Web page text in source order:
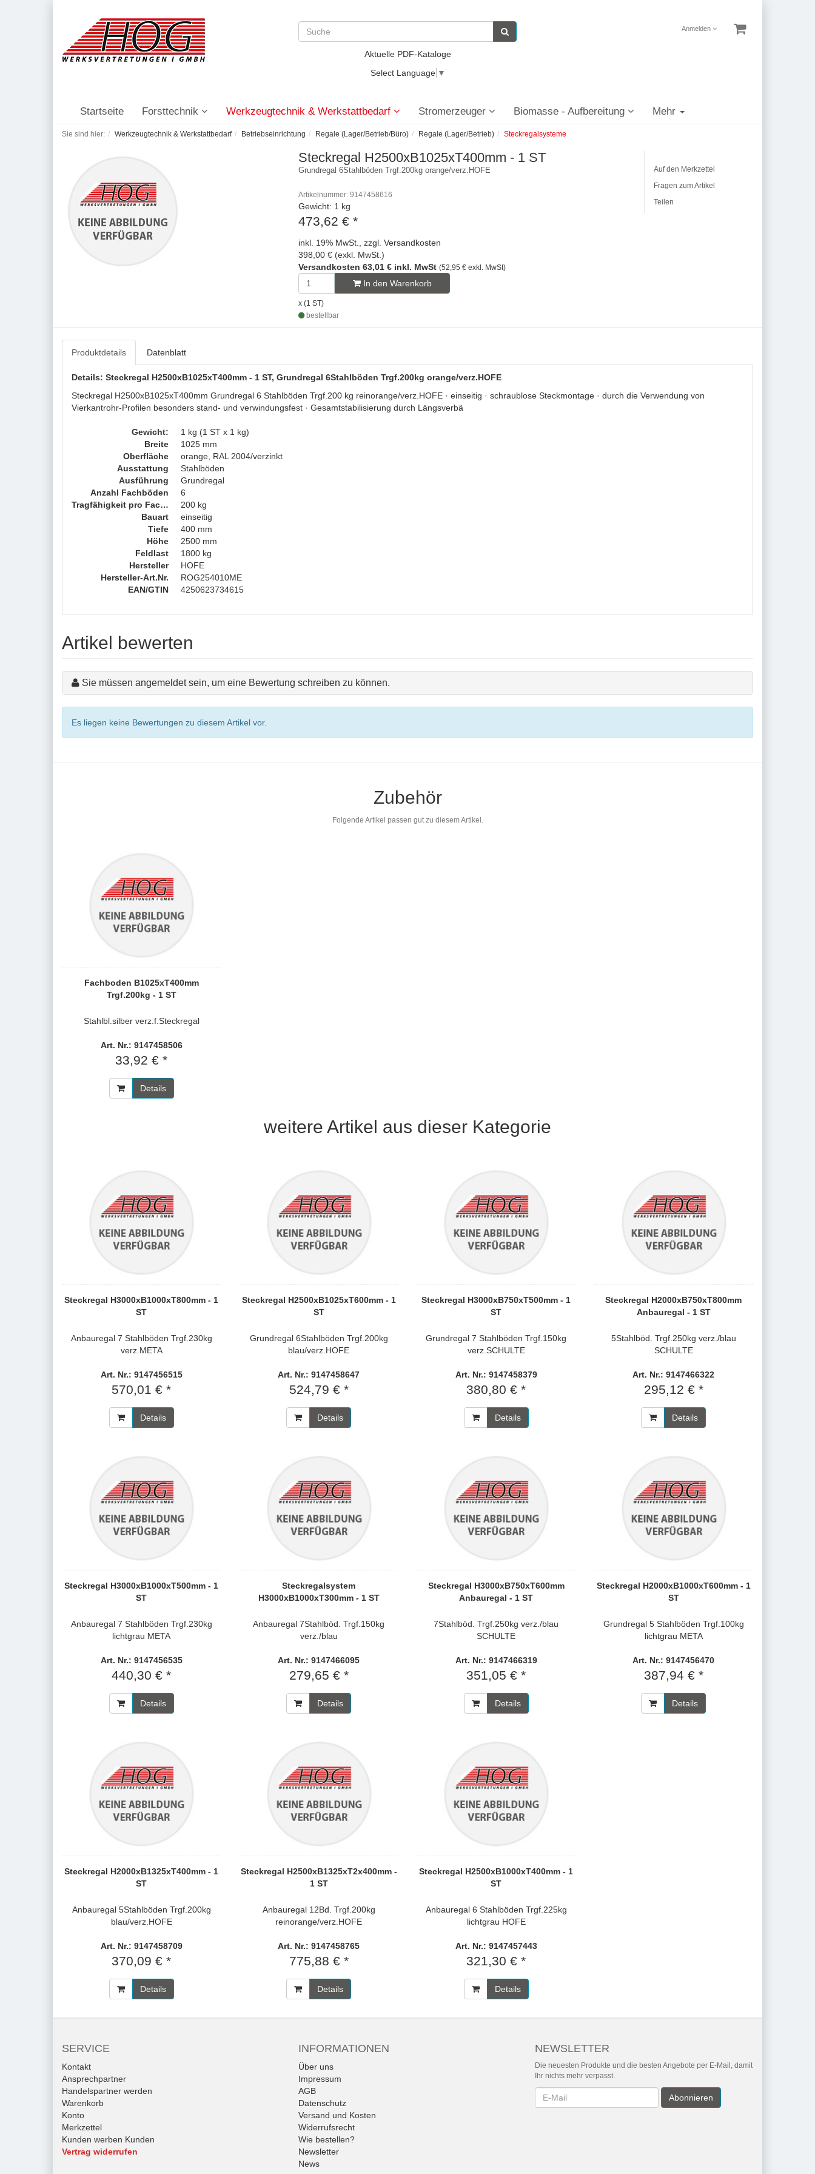
Anmelden
Aktuelle PDF-Kataloge
Select Language ▼
Startseite Forsttechnik Werkzeugtechnik & Werkstattbedarf Stromerzeuger Biomasse - Aufbereitung Mehr
Sie sind hier: Werkzeugtechnik & Werkstattbedarf Betriebseinrichtung Regale (Lager/Betrieb/Büro) Regale (Lager/Betrieb) Steckregalsysteme
Steckregal H2500xB1025xT400mm - 1 ST
Grundregal 6Stahlböden Trgf.200kg orange/verz.HOFE
Artikelnummer: 9147458616
Gewicht: 1 kg
473,62 € *
inkl. 19% MwSt., zzgl. Versandkosten
398,00 € (exkl. MwSt.)
Versandkosten 63,01 € inkl. MwSt (52,95 € exkl. MwSt)
In den Warenkorb
x (1 ST)
bestellbar
Auf den Merkzettel
Fragen zum Artikel
Teilen
Produktdetails Datenblatt
Details: Steckregal H2500xB1025xT400mm - 1 ST, Grundregal 6Stahlböden Trgf.200kg orange/verz.HOFE
Steckregal H2500xB1025xT400mm Grundregal 6 Stahlböden Trgf.200 kg reinorange/verz.HOFE · einseitig · schraublose Steckmontage · durch die Verwendung von
Vierkantrohr-Profilen besonders stand- und verwindungsfest · Gesamtstabilisierung durch Längsverbä
Gewicht:
1 kg (1 ST x 1 kg)
Breite
1025 mm
Oberfläche
orange, RAL 2004/verzinkt
Ausstattung
Stahlböden
Ausführung
Grundregal
Anzahl Fachböden
6
Tragfähigkeit pro Fachboden
200 kg
Bauart
einseitig
Tiefe
400 mm
Höhe
2500 mm
Feldlast
1800 kg
Hersteller
HOFE
Hersteller-Art.Nr.
ROG254010ME
EAN/GTIN
4250623734615
Artikel bewerten
Sie müssen angemeldet sein, um eine Bewertung schreiben zu können.
Es liegen keine Bewertungen zu diesem Artikel vor.
Zubehör
Folgende Artikel passen gut zu diesem Artikel.
Fachboden B1025xT400mm
Trgf.200kg - 1 ST
Stahlbl.silber verz.f.Steckregal
Art. Nr.: 9147458506
33,92 € *
Details
weitere Artikel aus dieser Kategorie
Steckregal H3000xB1000xT800mm - 1
ST
Anbauregal 7 Stahlböden Trgf.230kg
verz.META
Art. Nr.: 9147456515
570,01 € *
Details
Steckregal H2500xB1025xT600mm - 1
ST
Grundregal 6Stahlböden Trgf.200kg
blau/verz.HOFE
Art. Nr.: 9147458647
524,79 € *
Details
Steckregal H3000xB750xT500mm - 1
ST
Grundregal 7 Stahlböden Trgf.150kg
verz.SCHULTE
Art. Nr.: 9147458379
380,80 € *
Details
Steckregal H2000xB750xT800mm
Anbauregal - 1 ST
5Stahlböd. Trgf.250kg verz./blau
SCHULTE
Art. Nr.: 9147466322
295,12 € *
Details
Steckregal H3000xB1000xT500mm - 1
ST
Anbauregal 7 Stahlböden Trgf.230kg
lichtgrau META
Art. Nr.: 9147456535
440,30 € *
Details
Steckregalsystem
H3000xB1000xT300mm - 1 ST
Anbauregal 7Stahlböd. Trgf.150kg
verz./blau
Art. Nr.: 9147466095
279,65 € *
Details
Steckregal H3000xB750xT600mm
Anbauregal - 1 ST
7Stahlböd. Trgf.250kg verz./blau
SCHULTE
Art. Nr.: 9147466319
351,05 € *
Details
Steckregal H2000xB1000xT600mm - 1
ST
Grundregal 5 Stahlböden Trgf.100kg
lichtgrau META
Art. Nr.: 9147456470
387,94 € *
Details
Steckregal H2000xB1325xT400mm - 1
ST
Anbauregal 5Stahlböden Trgf.200kg
blau/verz.HOFE
Art. Nr.: 9147458709
370,09 € *
Details
Steckregal H2500xB1325xT2x400mm -
1 ST
Anbauregal 12Bd. Trgf.200kg
reinorange/verz.HOFE
Art. Nr.: 9147458765
775,88 € *
Details
Steckregal H2500xB1000xT400mm - 1
ST
Anbauregal 6 Stahlböden Trgf.225kg
lichtgrau HOFE
Art. Nr.: 9147457443
321,30 € *
Details
SERVICE
Kontakt
Ansprechpartner
Handelspartner werden
Warenkorb
Konto
Merkzettel
Kunden werben Kunden
Vertrag widerrufen
INFORMATIONEN
Über uns
Impressum
AGB
Datenschutz
Versand und Kosten
Widerrufsrecht
Wie bestellen?
Newsletter
News
NEWSLETTER
Die neuesten Produkte und die besten Angebote per E-Mail, damit
Ihr nichts mehr verpasst.
Newsletter Abonnieren